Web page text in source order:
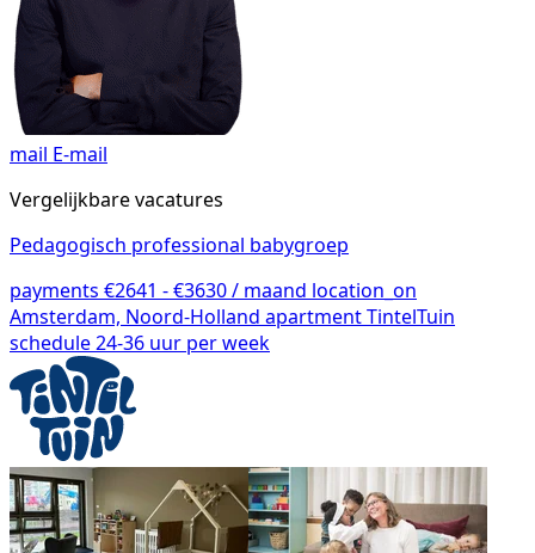
mail E-mail
Vergelijkbare vacatures
Pedagogisch professional babygroep
payments €2641 - €3630 / maand location_on
Amsterdam, Noord-Holland apartmentTintelTuin
schedule24-36 uur per week